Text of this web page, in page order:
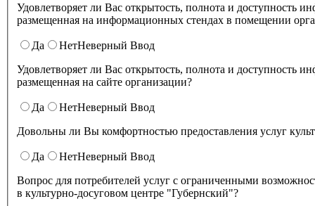
Удовлетворяет ли Вас открытость, полнота и доступность информации о деятельности в культурно-досуговом центре "Губернский" ,
размещенная на информационных стендах в помещении
Да НетНеверный Ввод
Удовлетворяет ли Вас открытость, полнота и доступность информации о деятельности культурно-досугового центра "Губернский" ,
размещенная на сайте организации?
Да НетНеверный Ввод
Довольны ли Вы комфортностью предоставления услуг
Да НетНеверный Ввод
Вопрос для потребителей услуг с ограниченными
в культурно-досуговом центре "Губернский"?